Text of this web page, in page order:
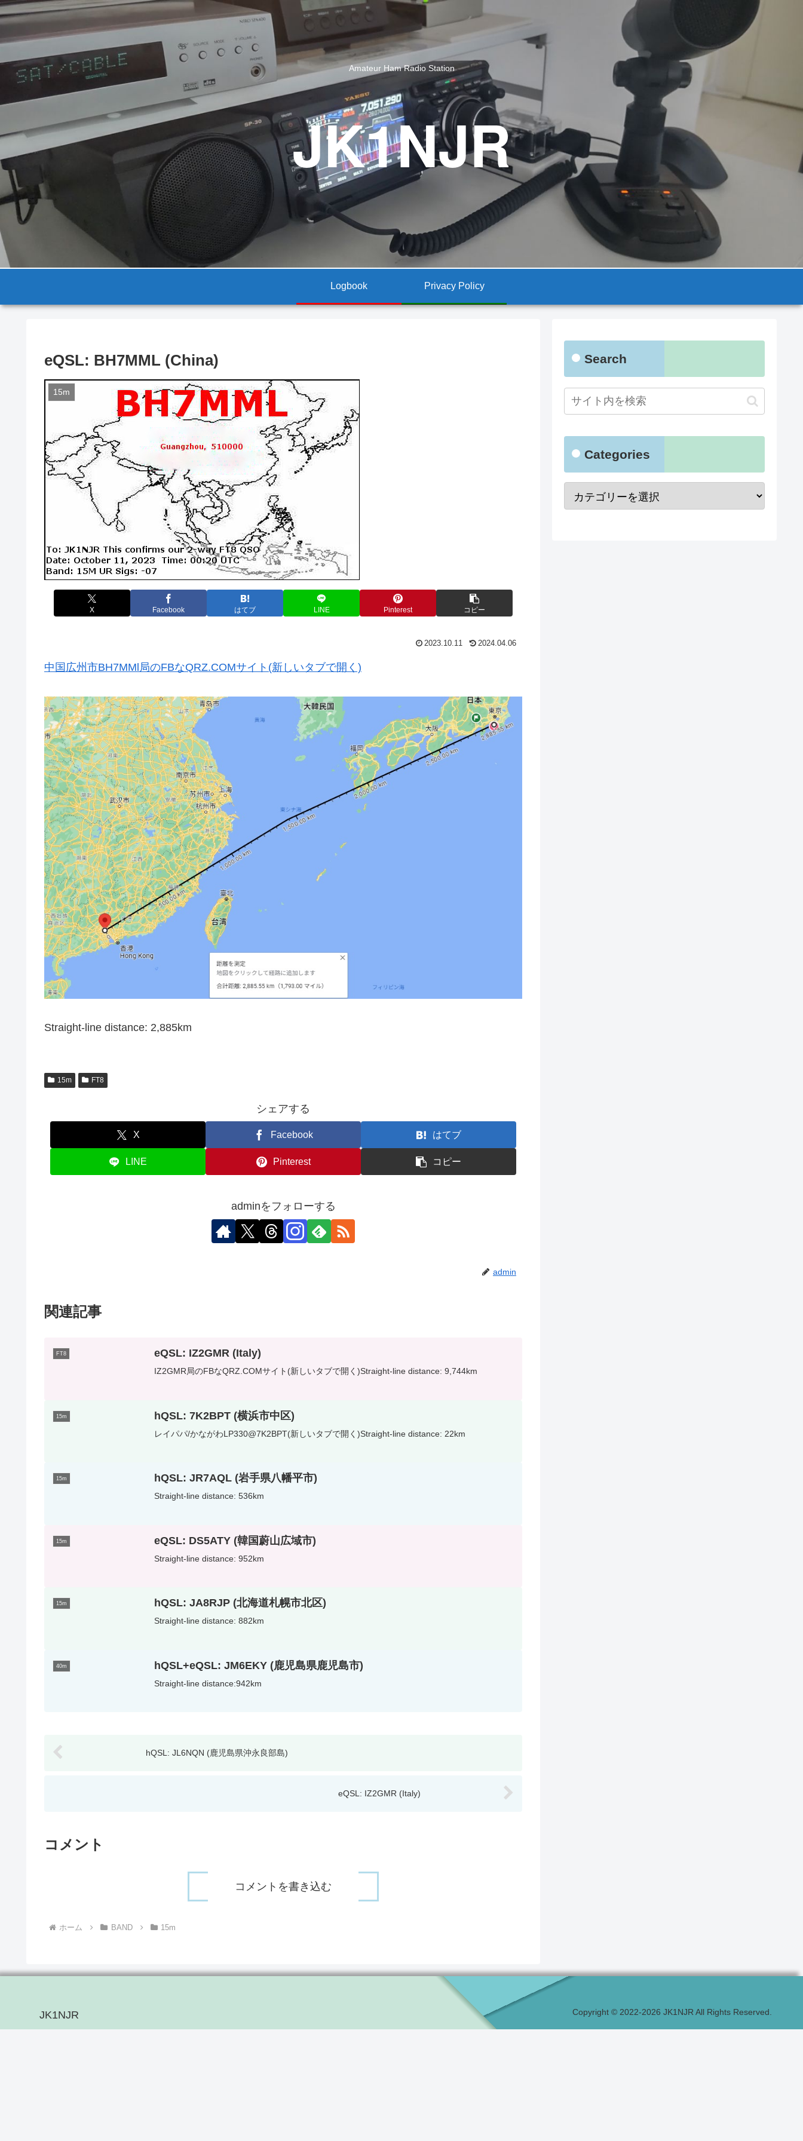
Amateur Ham Radio Station
JK1NJR
Logbook Privacy Policy
eQSL: BH7MML (China)
15m
X Facebook はてブ LINE Pinterest コピー
2023.10.11 2024.04.06
中国広州市BH7MMl局のFBなQRZ.COMサイト(新しいタブで開く)
Straight-line distance: 2,885km
15m FT8
シェアする
X Facebook はてブ
LINE Pinterest コピー
adminをフォローする
admin
関連記事
FT8 eQSL: IZ2GMR (Italy)
IZ2GMR局のFBなQRZ.COMサイト(新しいタブで開く)Straight-line distance: 9,744km
15m hQSL: 7K2BPT (横浜市中区)
レイパパ/かながわLP330@7K2BPT(新しいタブで開く)Straight-line distance: 22km
15m hQSL: JR7AQL (岩手県八幡平市)
Straight-line distance: 536km
15m eQSL: DS5ATY (韓国蔚山広域市)
Straight-line distance: 952km
15m hQSL: JA8RJP (北海道札幌市北区)
Straight-line distance: 882km
40m hQSL+eQSL: JM6EKY (鹿児島県鹿児島市)
Straight-line distance:942km
hQSL: JL6NQN (鹿児島県沖永良部島)
eQSL: IZ2GMR (Italy)
コメント
コメントを書き込む
ホーム BAND 15m
Search
Categories
JK1NJR Copyright © 2022-2026 JK1NJR All Rights Reserved.